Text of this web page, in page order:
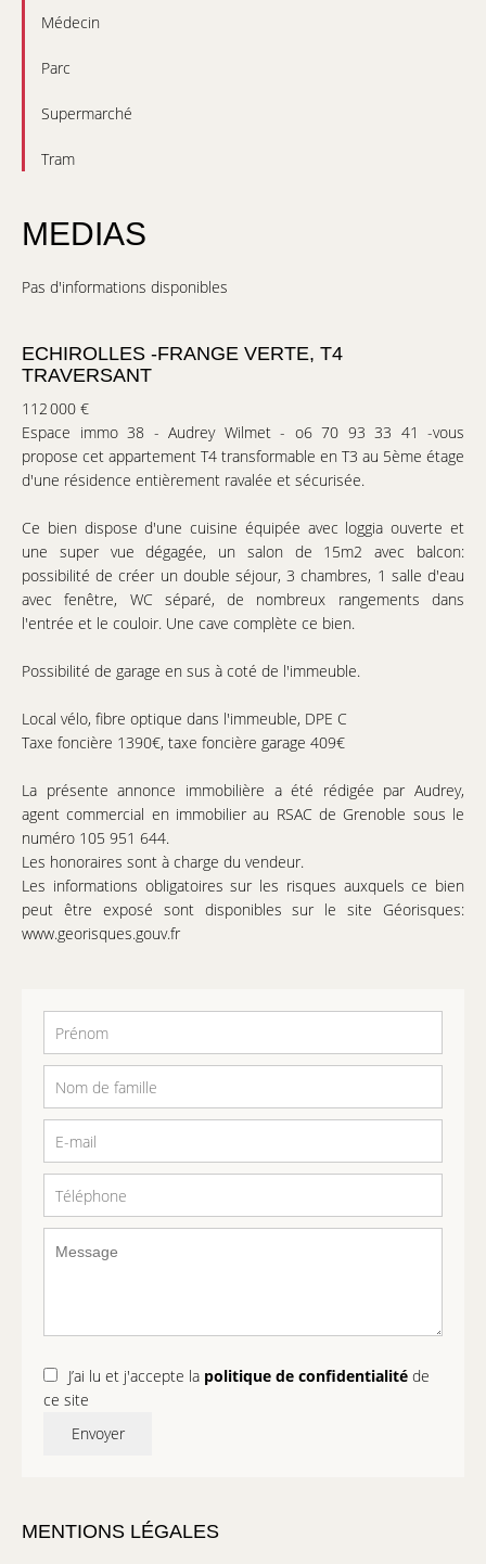
Médecin
Parc
Supermarché
Tram
MEDIAS
Pas d'informations disponibles
ECHIROLLES -FRANGE VERTE, T4
TRAVERSANT
112 000 €
Espace immo 38 - Audrey Wilmet - o6 70 93 33 41 -vous
propose cet appartement T4 transformable en T3 au 5ème étage
d'une résidence entièrement ravalée et sécurisée.
Ce bien dispose d'une cuisine équipée avec loggia ouverte et
une super vue dégagée, un salon de 15m2 avec balcon:
possibilité de créer un double séjour, 3 chambres, 1 salle d'eau
avec fenêtre, WC séparé, de nombreux rangements dans
l'entrée et le couloir. Une cave complète ce bien.
Possibilité de garage en sus à coté de l'immeuble.
Local vélo, fibre optique dans l'immeuble, DPE C
Taxe foncière 1390€, taxe foncière garage 409€
La présente annonce immobilière a été rédigée par Audrey,
agent commercial en immobilier au RSAC de Grenoble sous le
numéro 105 951 644.
Les honoraires sont à charge du vendeur.
Les informations obligatoires sur les risques auxquels ce bien
peut être exposé sont disponibles sur le site Géorisques:
www.georisques.gouv.fr
J’ai lu et j'accepte la politique de confidentialité de
ce site
Envoyer
MENTIONS LÉGALES